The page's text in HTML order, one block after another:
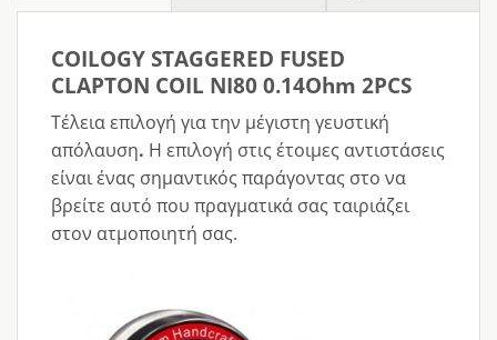
COILOGY STAGGERED FUSED
CLAPTON COIL NI80 0.14Ohm 2PCS
Τέλεια επιλογή για την μέγιστη γευστική
απόλαυση. Η επιλογή στις έτοιμες αντιστάσεις
είναι ένας σημαντικός παράγοντας στο να
βρείτε αυτό που πραγματικά σας ταιριάζει
στον ατμοποιητή σας.